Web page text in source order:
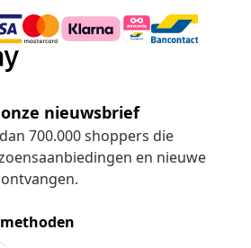
nieuwsbrief
700.000 shoppers die
en nieuwe